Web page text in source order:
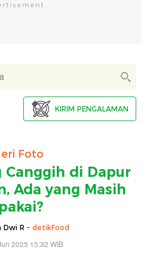
KIRIM PENGALAMAN
Foto
Canggih di Dapur
Ada yang Masih
Dwi R - detikFood
2025 15:32 WIB